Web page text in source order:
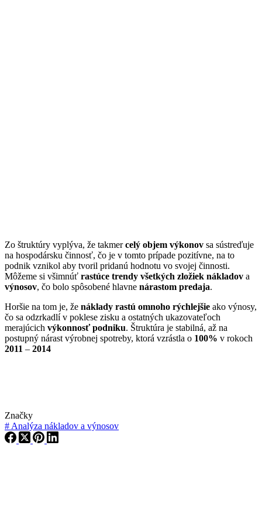
Zo štruktúry vyplýva, že takmercelý objem výkonov sa sústreďuje
na hospodársku činnosť, čo je v tomto prípade pozitívne, na to
podnik vznikol aby tvoril pridanú hodnotu vo svojej činnosti.
Môžeme si všimnúť rastúce trendy všetkých zložiek nákladov a
výnosov, čo bolo spôsobené hlavne nárastom predaja.
Horšie na tom je, že náklady rastú omnoho rýchlejšie ako výnosy,
čo sa odzrkadlí v poklese zisku a ostatných ukazovateľoch
merajúcich výkonnosť podniku. Štruktúra je stabilná, až na
postupný nárast výrobnej spotreby, ktorá vzrástla o 100% v rokoch
2011 – 2014
Značky
# Analýza nákladov a výnosov